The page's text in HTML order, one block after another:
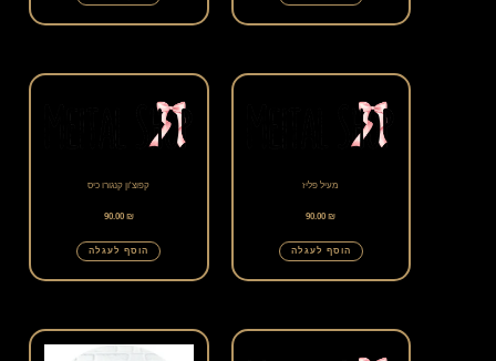
מעיל פליז
90.00₪
הוסף לעגלה
קפוצ'ון קנגורו כיס
90.00 ₪
הוסף לעגלה